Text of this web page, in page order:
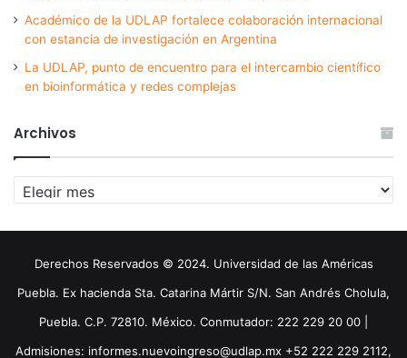
Académico de la UDLAP fortalece colaboración internacional
con estancia de investigación en Argentina
La UDLAP, punto de encuentro para el intercambio científico
en bioinformática y redes complejas
Archivos
Archivos
Derechos Reservados © 2024. Universidad de las Américas
Puebla. Ex hacienda Sta. Catarina Mártir S/N. San Andrés Cholula,
Puebla. C.P. 72810. México. Conmutador: 222 229 20 00 |
Admisiones: informes.nuevoingreso@udlap.mx +52 222 229 2112,